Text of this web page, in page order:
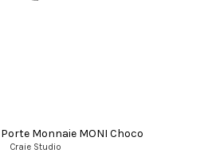
Porte Monnaie MONI Choco
Craie Studio